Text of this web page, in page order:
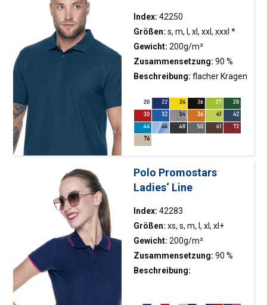
Index: 42250
Größen: s, m, l, xl, xxl, xxxl *
Gewicht: 200g/m²
Zusammensetzung: 90 %
gekämmte Baumwolle, 10 %
gekämmte Baumwolle, 30 %
Polyester
Beschreibung: flacher Kragen
Strukturstreifen; gestrickter
Pikee; Köperband,
Seitenschnitte mit Band
Polo Promostars
Ladies‘ Line
Index: 42283
Größen: xs, s, m, l, xl, xl+
Gewicht: 200g/m²
Zusammensetzung: 90 %
gekämmte Baumwolle, 10 %
Beschreibung: